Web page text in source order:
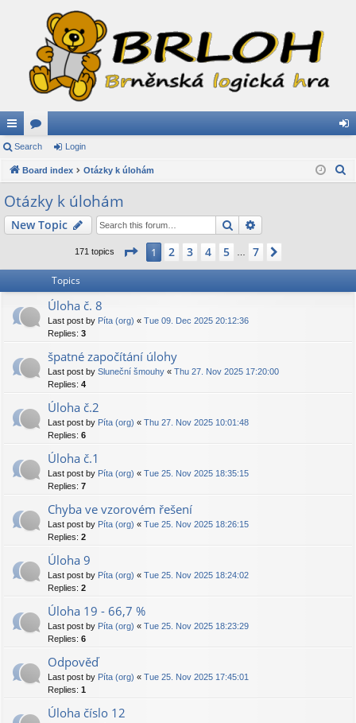
ui
ck
lin
ks
or
u
s
in
Search Login
Board index Otázky k úlohám
Otázky k úlohám
New Topic Search
171 topics Page 1of7
1 2 3 4 5 7
Topics
Úloha č. 8
Last post by Píta (org) « Tue 09. Dec 2025 20:12:36
Replies: 3
špatné započítání úlohy
Last post by Sluneční šmouhy « Thu 27. Nov 2025 17:20:00
Replies: 4
Úloha č.2
Last post by Píta (org) « Thu 27. Nov 2025 10:01:48
Replies: 6
Úloha č.1
Last post by Píta (org) « Tue 25. Nov 2025 18:35:15
Replies: 7
Chyba ve vzorovém řešení
Last post by Píta (org) « Tue 25. Nov 2025 18:26:15
Replies: 2
Úloha 9
Last post by Píta (org) « Tue 25. Nov 2025 18:24:02
Replies: 2
Úloha 19 - 66,7 %
Last post by Píta (org) « Tue 25. Nov 2025 18:23:29
Replies: 6
Odpověď
Last post by Píta (org) « Tue 25. Nov 2025 17:45:01
Replies: 1
Úloha číslo 12